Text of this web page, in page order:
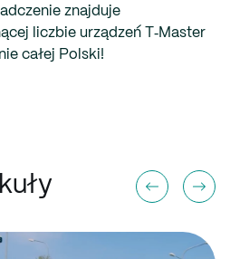
znajduje
liczbie urządzeń T‑Master
całej Polski!